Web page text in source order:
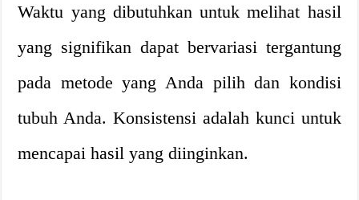
Waktu yang dibutuhkan untuk melihat hasil
yang signifikan dapat bervariasi tergantung
pada metode yang Anda pilih dan kondisi
tubuh Anda. Konsistensi adalah kunci untuk
mencapai hasil yang diinginkan.